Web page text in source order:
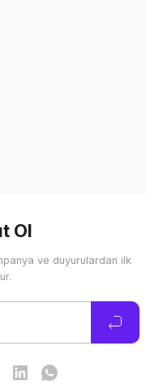
Ol
ve duyurulardan ilk